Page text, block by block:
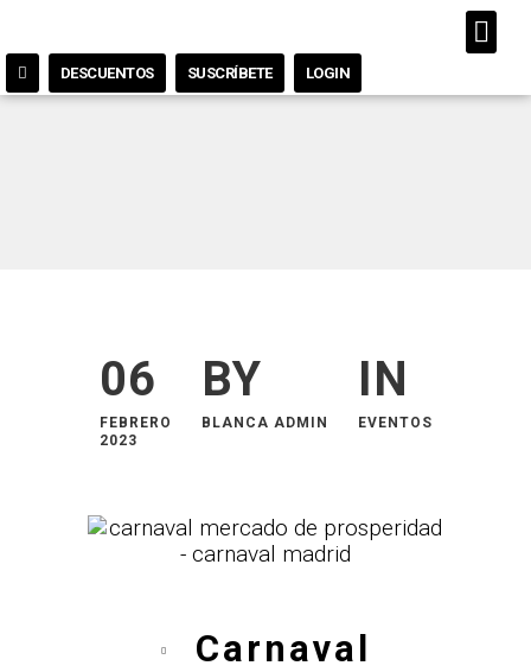
DESCUENTOS SUSCRÍBETE LOGIN
06
FEBRERO
2023
BY
BLANCA ADMIN
IN
EVENTOS
Carnaval